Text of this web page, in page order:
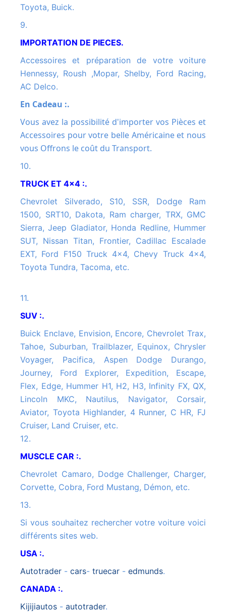
Toyota, Buick.
9.
IMPORTATION DE PIECES.
Accessoires et préparation de votre voiture
Hennessy, Roush ,Mopar, Shelby, Ford Racing,
AC Delco.
En Cadeau :.
Vous avez la possibilité d'importer vos Pièces et
Accessoires pour votre belle Américaine et nous
vous Offrons le coût du Transport.
10.
TRUCK ET 4x4 :.
Chevrolet Silverado, S10, SSR, Dodge Ram
1500, SRT10, Dakota, Ram charger, TRX, GMC
Sierra, Jeep Gladiator, Honda Redline, Hummer
SUT, Nissan Titan, Frontier, Cadillac Escalade
EXT, Ford F150 Truck 4x4, Chevy Truck 4x4,
Toyota Tundra, Tacoma, etc.
11.
SUV :.
Buick Enclave, Envision, Encore, Chevrolet Trax,
Tahoe, Suburban, Trailblazer, Equinox, Chrysler
Voyager, Pacifica, Aspen Dodge Durango,
Journey, Ford Explorer, Expedition, Escape,
Flex, Edge, Hummer H1, H2, H3, Infinity FX, QX,
Lincoln MKC, Nautilus, Navigator, Corsair,
Aviator, Toyota Highlander, 4 Runner, C HR, FJ
Cruiser, Land Cruiser, etc.
12.
MUSCLE CAR :.
Chevrolet Camaro, Dodge Challenger, Charger,
Corvette, Cobra, Ford Mustang, Démon, etc.
13.
Si vous souhaitez rechercher votre voiture voici
différents sites web.
USA :.
autotrader - cars- truecar - edmunds.
CANADA :.
kijijiautos - autotrader.